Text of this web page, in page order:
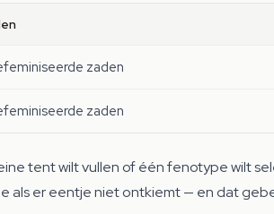
zaden
zaden
tent wilt vullen of één fenotype wilt
als er eentje niet ontkiemt — en dat